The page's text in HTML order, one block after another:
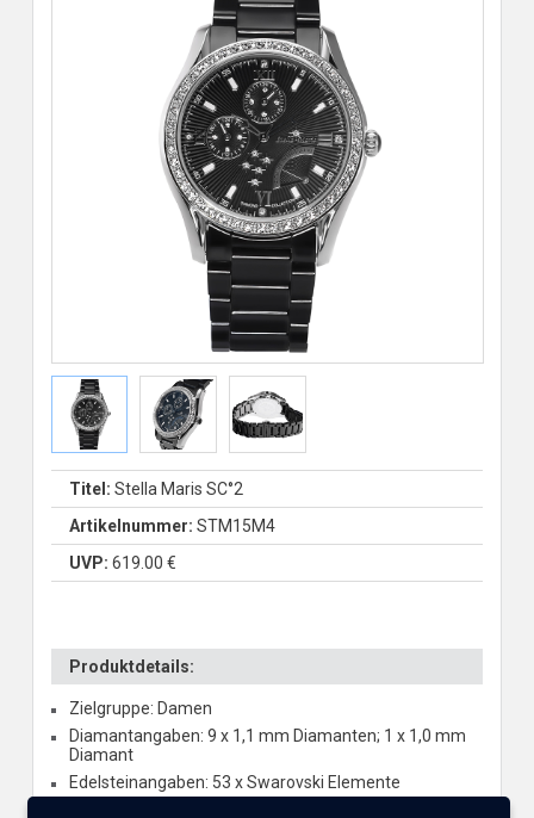
Titel: Stella Maris SC°2
Artikelnummer: STM15M4
UVP: 619.00 €
Produktdetails:
Zielgruppe: Damen
Diamantangaben: 9 x 1,1 mm Diamanten; 1 x 1,0 mm
Diamant
Edelsteinangaben: 53 x Swarovski Elemente